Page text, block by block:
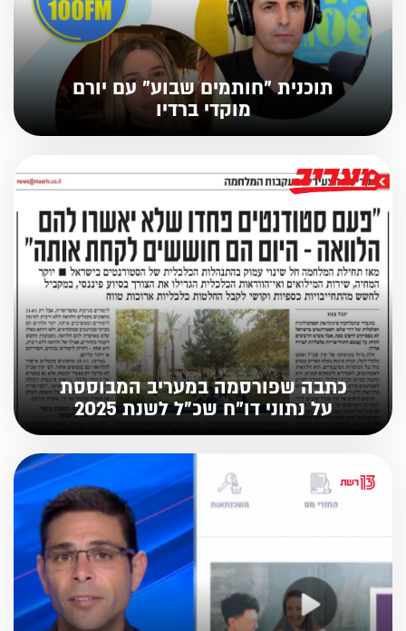
תוכנית "חותמים שבוע" עם יורם
מוקדי ברדיו
כתבה שפורסמה במעריב המבוססת
על נתוני דו"ח שכ״ל לשנת 2025